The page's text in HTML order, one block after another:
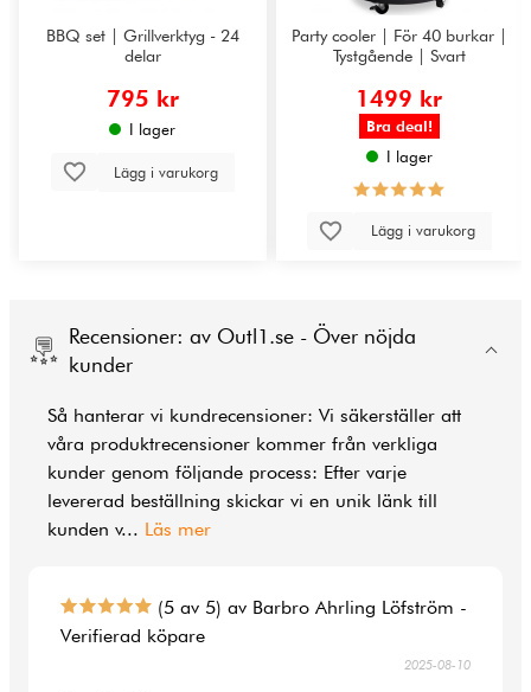
BBQ set | Grillverktyg - 24
delar
795 kr
I lager
Lägg i varukorg
Party cooler | För 40 burkar |
Tystgående | Svart
1499 kr
Bra deal!
I lager
Lägg i varukorg
Recensioner: av Outl1.se - Över nöjda
kunder
Så hanterar vi kundrecensioner: Vi säkerställer att
våra produktrecensioner kommer från verkliga
kunder genom följande process: Efter varje
levererad beställning skickar vi en unik länk till
kunden v... Läs mer
(5 av 5) av Barbro Ahrling Löfström -
Verifierad köpare
2025-08-10